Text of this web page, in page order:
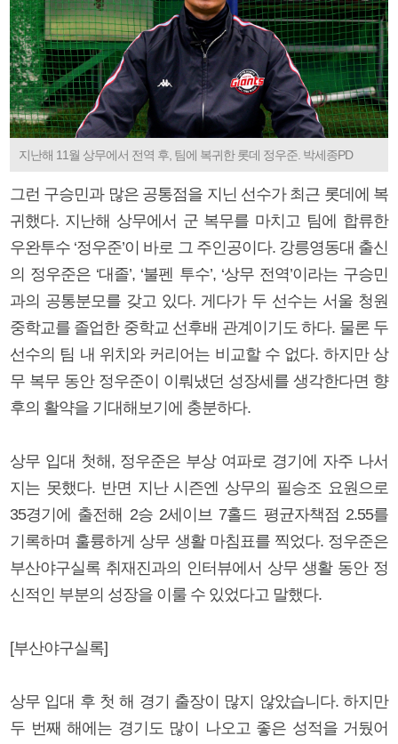
지난해 11월 상무에서 전역 후, 팀에 복귀한 롯데 정우준. 박세종PD
그런 구승민과 많은 공통점을 지닌 선수가 최근 롯데에 복
귀했다. 지난해 상무에서 군 복무를 마치고 팀에 합류한
우완투수 ‘정우준’이 바로 그 주인공이다. 강릉영동대 출신
의 정우준은 ‘대졸’, ‘불펜 투수’, ‘상무 전역’이라는 구승민
과의 공통분모를 갖고 있다. 게다가 두 선수는 서울 청원
중학교를 졸업한 중학교 선후배 관계이기도 하다. 물론 두
선수의 팀 내 위치와 커리어는 비교할 수 없다. 하지만 상
무 복무 동안 정우준이 이뤄냈던 성장세를 생각한다면 향
후의 활약을 기대해보기에 충분하다.
상무 입대 첫해, 정우준은 부상 여파로 경기에 자주 나서
지는 못했다. 반면 지난 시즌엔 상무의 필승조 요원으로
35경기에 출전해 2승 2세이브 7홀드 평균자책점 2.55를
기록하며 훌륭하게 상무 생활 마침표를 찍었다. 정우준은
부산야구실록 취재진과의 인터뷰에서 상무 생활 동안 정
신적인 부분의 성장을 이룰 수 있었다고 말했다.
[부산야구실록]
상무 입대 후 첫 해 경기 출장이 많지 않았습니다. 하지만
두 번째 해에는 경기도 많이 나오고 좋은 성적을 거뒀어